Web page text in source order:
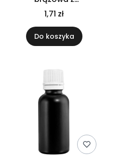
kroplomierzem białym
1,71 zł
Do koszyka